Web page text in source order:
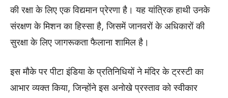
की रक्षा के लिए एक विद्यमान प्रेरणा है। यह यांत्रिक हाथी उनके
संरक्षण के मिशन का हिस्सा है, जिसमें जानवरों के अधिकारों की
सुरक्षा के लिए जागरूकता फैलाना शामिल है।
इस मौके पर पीटा इंडिया के प्रतिनिधियों ने मंदिर के ट्रस्टी का
आभार व्यक्त किया, जिन्होंने इस अनोखे प्रस्ताव को स्वीकार